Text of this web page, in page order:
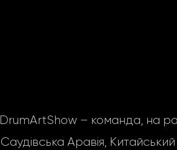
DrumArtShow – команда, на
Саудівська Аравія, Китайський